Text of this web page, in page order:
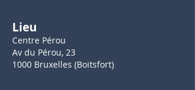
Lieu
Centre Pérou
Av du Pérou, 23
1000 Bruxelles (Boitsfort)